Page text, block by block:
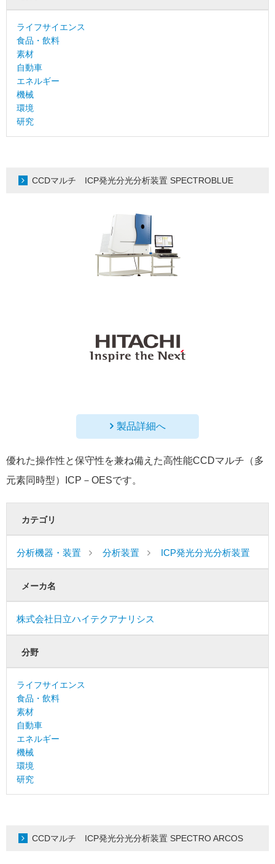
ライフサイエンス
食品・飲料
素材
自動車
エネルギー
機械
環境
研究
CCDマルチ ICP発光分光分析装置 SPECTROBLUE
製品詳細へ
優れた操作性と保守性を兼ね備えた高性能CCDマルチ（多
元素同時型）ICP－OESです。
カテゴリ
分析機器・装置 分析装置 ICP発光分光分析装置
メーカ名
株式会社日立ハイテクアナリシス
分野
ライフサイエンス
食品・飲料
素材
自動車
エネルギー
機械
環境
研究
CCDマルチ ICP発光分光分析装置 SPECTRO ARCOS